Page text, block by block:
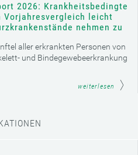
2026: Krankheitsbedingte
Vorjahresvergleich leicht
nehmen zu
aller erkrankten Personen von
und Bindegewebeerkrankung
weiterlesen